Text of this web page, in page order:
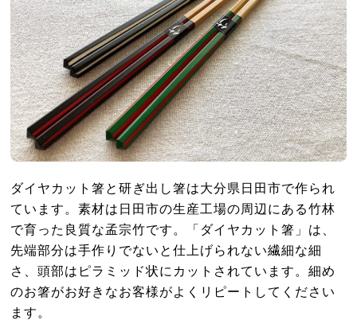
ダイヤカット箸と研ぎ出し箸は大分県日田市で作られ
ています。素材は日田市の生産工場の周辺にある竹林
で育った良質な孟宗竹です。「ダイヤカット箸」は、
先端部分は手作りでないと仕上げられない繊細な細
さ、頭部はピラミッド状にカットされています。細め
のお箸がお好きなお客様がよくリピートしてください
ます。